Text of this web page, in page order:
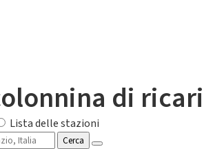
di
Lista delle stazioni
Cerca